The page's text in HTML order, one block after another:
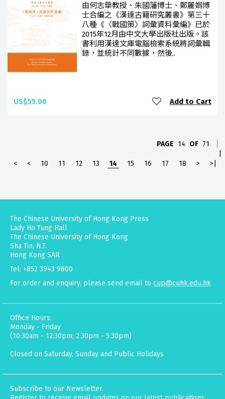
由何志華教授、朱國藩博士、鄭麗娟博
士合編之《漢達古籍研究叢書》第三十
八種《〈戰國策〉詞彙資料彙編》已於
2015年12月由中文大學出版社出版。該
書利用漢達文庫電腦檢索系統將詞彙輯
錄，並統計不同數據，然後..
US$55.00 Add to Cart
PAGE 14 OF 71
<
< 10 11 12 13 14 15 16 17 18 > >|
The Chinese University of Hong Kong Press
Lady Ho Tung Hall
The Chinese University of Hong Kong
Sha Tin, N.T.
Hong Kong SAR
Tel: +852 3943 9800
For order and enquiry, please send email to cup@cuhk.edu.hk
Office Hours:
Monday - Friday
(10:30am - 12:30pm; 2:30pm - 5:30pm)
Closed on Saturday, Sunday and Public Holidays
Subscribe to our Newsletter.